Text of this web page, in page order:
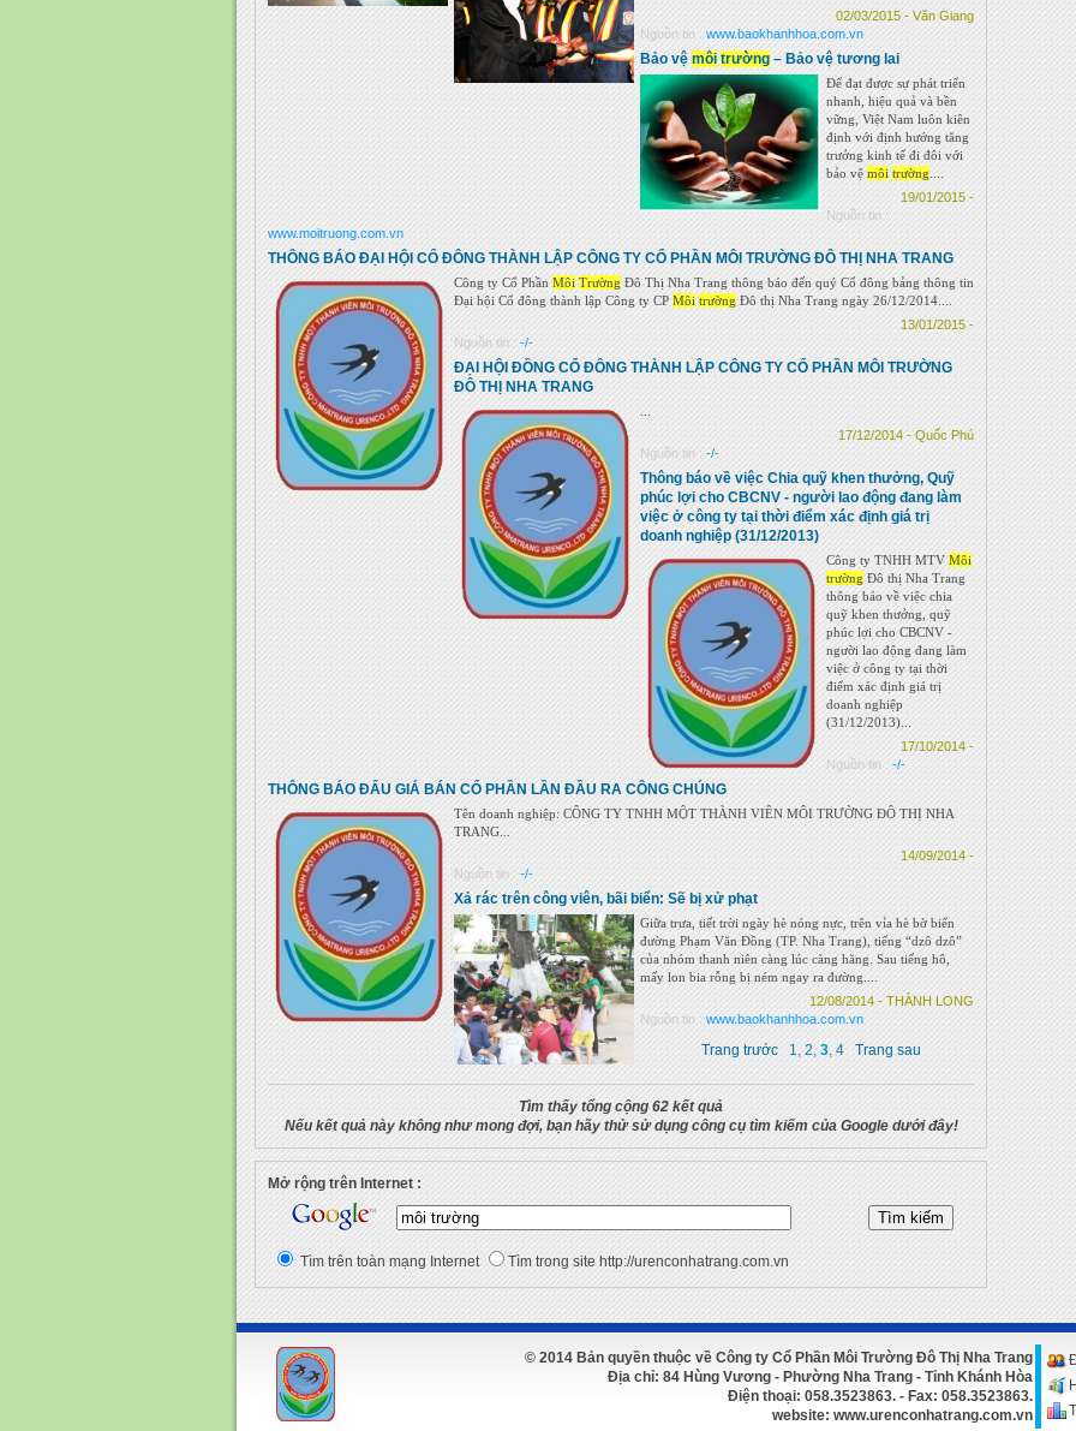
02/03/2015 - Văn Giang
Nguồn tin : www.baokhanhhoa.com.vn
Bảo vệ môi trường – Bảo vệ tương lai
Để đạt được sự phát triển
nhanh, hiệu quả và bền
vững, Việt Nam luôn kiên
định với định hướng tăng
trưởng kinh tế đi đôi với
bảo vệ môi trường
19/01/2015 -
Nguồn tin :
www.moitruong.com.vn
THÔNG BÁO ĐẠI HỘI CỔ ĐÔNG THÀNH LẬP CÔNG TY CỔ PHẦN MÔI TRƯỜNG ĐÔ THỊ NHA TRANG
Công ty Cổ Phần Môi Trường Đô Thị Nha Trang thông báo đến quý Cổ đông bảng thông tin
Đại hội Cổ đông thành lập Công ty CP Môi trường Đô thị Nha Trang ngày 26/12/2014....
13/01/2015 -
Nguồn tin : -/-
ĐẠI HỘI ĐỒNG CỔ ĐÔNG THÀNH LẬP CÔNG TY CỔ PHẦN MÔI TRƯỜNG
ĐÔ THỊ NHA TRANG
17/12/2014 - Quốc Phú
Nguồn tin : -/-
Thông báo về việc Chia quỹ khen thưởng, Quỹ
phúc lợi cho CBCNV - người lao động đang làm
việc ở công ty tại thời điểm xác định giá trị
doanh nghiệp (31/12/2013)
Công ty TNHH MTV Môi
trường Đô thị Nha Trang
thông báo về việc chia
quỹ khen thưởng, quỹ
phúc lợi cho CBCNV -
người lao động đang làm
việc ở công ty tại thời
điểm xác định giá trị
doanh nghiệp
(31/12/2013)...
17/10/2014 -
Nguồn tin : -/-
THÔNG BÁO ĐẤU GIÁ BÁN CỔ PHẦN LẦN ĐẦU RA CÔNG CHÚNG
Tên doanh nghiệp: CÔNG TY TNHH MỘT THÀNH VIÊN MÔI TRƯỜNG ĐÔ THỊ NHA
TRANG...
14/09/2014 -
Nguồn tin : -/-
Xả rác trên công viên, bãi biển: Sẽ bị xử phạt
Giữa trưa, tiết trời ngày hè nóng nực, trên vỉa hè bờ biển
đường Phạm Văn Đồng (TP. Nha Trang), tiếng “dzô dzô”
của nhóm thanh niên càng lúc càng hăng. Sau tiếng hô,
mấy lon bia rỗng bị ném ngay ra đường....
12/08/2014 - THÀNH LONG
Nguồn tin : www.baokhanhhoa.com.vn
Trang trước 1, 2, 3, 4 Trang sau
Tìm thấy tổng cộng 62 kết quả
Nếu kết quả này không như mong đợi, bạn hãy thử sử dụng công cụ tìm kiếm của Google dưới đây!
Mở rộng trên Internet :
Tìm trên toàn mạng Internet Tìm trong site http://urenconhatrang.com.vn
© 2014 Bản quyền thuộc về Công ty Cổ Phần Môi Trường Đô Thị Nha Trang
Địa chỉ: 84 Hùng Vương - Phường Nha Trang - Tỉnh Khánh Hòa
Điện thoại: 058.3523863. - Fax: 058.3523863.
website: www.urenconhatrang.com.vn